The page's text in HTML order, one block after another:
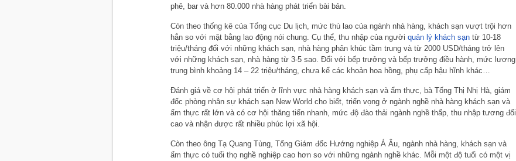
phê, bar và hơn 80.000 nhà hàng phát triển bài bản.
Còn theo thống kê của Tổng cục Du lịch, mức thù lao của ngành nhà hàng, khách sạn vượt trội hơn
hẳn so với mặt bằng lao động nói chung. Cụ thể, thu nhập của người quản lý khách sạn từ 10-18
triệu/tháng đối với những khách sạn, nhà hàng phân khúc tầm trung và từ 2000 USD/tháng trở lên
với những khách sạn, nhà hàng từ 3-5 sao. Đối với bếp trưởng và bếp trưởng điều hành, mức lương
trung bình khoảng 14 – 22 triệu/tháng, chưa kể các khoản hoa hồng, phụ cấp hậu hĩnh khác…
Đánh giá về cơ hội phát triển ở lĩnh vực nhà hàng khách sạn và ẩm thực, bà Tống Thị Nhị Hà, giám
đốc phòng nhân sự khách sạn New World cho biết, triển vọng ở ngành nghề nhà hàng khách sạn và
ẩm thực rất lớn và có cơ hội thăng tiến nhanh, mức độ đào thải ngành nghề thấp, thu nhập tương đối
cao và nhận được rất nhiều phúc lợi xã hội.
Còn theo ông Tạ Quang Tùng, Tổng Giám đốc Hướng nghiệp Á Âu, ngành nhà hàng, khách sạn và
ẩm thực có tuổi thọ nghề nghiệp cao hơn so với những ngành nghề khác. Mỗi một độ tuổi có một vị